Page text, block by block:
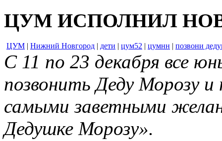
ЦУМ ИСПОЛНИЛ
ЦУМ | Нижний Новгород | дети | цум52 | цумнн | позвони
С 11 по 23 декабря все
позвонить Деду Морозу
самыми заветными
Дедушке Морозу».